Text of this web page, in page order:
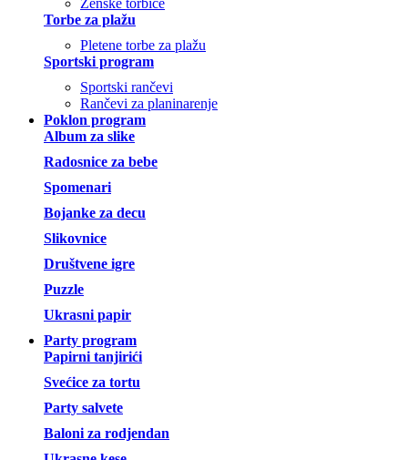
Ženske torbice
Torbe za plažu
Pletene torbe za plažu
Sportski program
Sportski rančevi
Rančevi za planinarenje
Poklon program
Album za slike
Radosnice za bebe
Spomenari
Bojanke za decu
Slikovnice
Društvene igre
Puzzle
Ukrasni papir
Party program
Papirni tanjirići
Svećice za tortu
Party salvete
Baloni za rodjendan